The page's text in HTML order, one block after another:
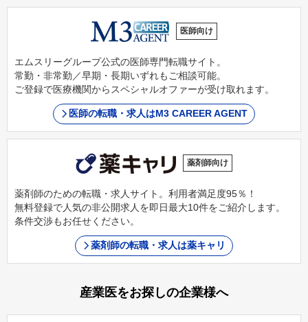
医師向け
エムスリーグループ公式の医師専門転職サイト。
常勤・非常勤／早期・長期いずれもご相談可能。
ご登録で医療機関からスペシャルオファーが受け取れます。
医師の転職・求人はM3 CAREER AGENT
薬剤師向け
薬剤師のための転職・求人サイト。利用者満足度95％！
無料登録で人気の非公開求人を即日最大10件をご紹介します。
条件交渉もお任せください。
薬剤師の転職・求人は薬キャリ
産業医をお探しの企業様へ